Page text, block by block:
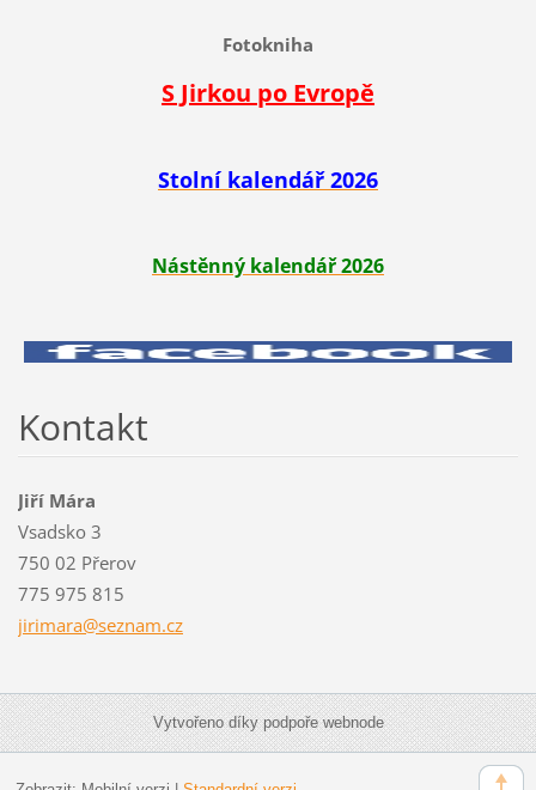
Fotokniha
S Jirkou po Evropě
Stolní kalendář 2026
Nástěnný kalendář 2026
Kontakt
Jiří Mára
Vsadsko 3
750 02 Přerov
775 975 815
jirimara@seznam.cz
Vytvořeno díky podpoře webnode